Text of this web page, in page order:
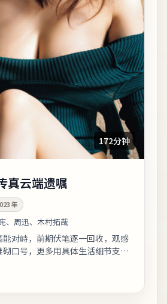
172分钟
真云端遗嘱
年
、周迅、木村拓哉
对峙，前期伏笔逐一回收，观感
砌口号，更多用具体生活细节支撑
座：午夜传真云端遗嘱...